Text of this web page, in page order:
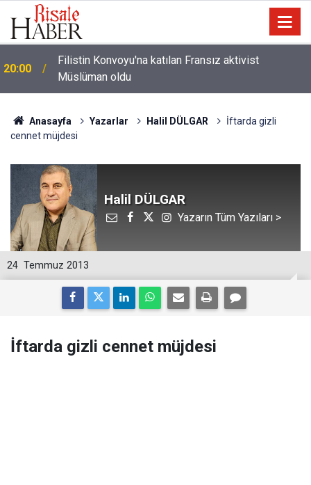
20:00
Filistin Konvoyu'na katılan Fransız aktivist
Müslüman oldu
Anasayfa Yazarlar Halil DÜLGAR
İftarda gizli
cennet müjdesi
Halil DÜLGAR
Yazarın Tüm Yazıları >
24 Temmuz 2013
İftarda gizli cennet müjdesi